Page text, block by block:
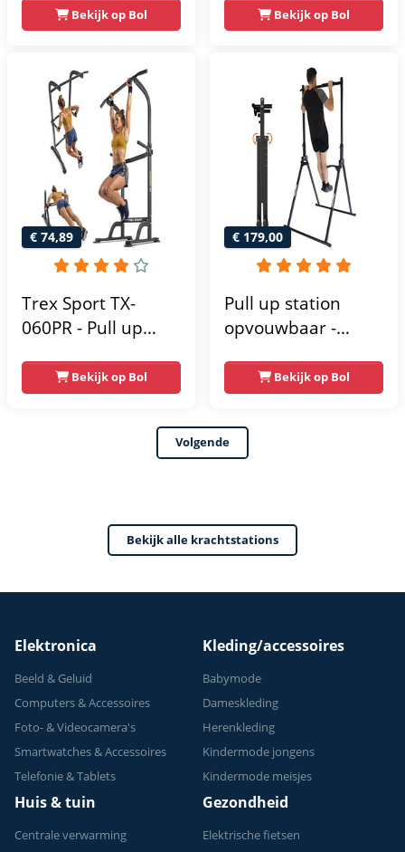
- Dip Station - Pull
Up Bar -
Krachtstation -
Power Rack -
Verstelbaar -
Krachttraining
Bekijk op Bol
vrijstaand | dip
barren rugtrainer |
krachtstation
krachttoren |
fitnessstation |
power rack voor
thuis gym |
krachttraining voor
thuis
Bekijk op Bol
€ 74,89
Trex Sport TX-
060PR - Pull up
Fitness - Pull up
rack -
Multifunctioneel -
Verstelbaar -
Krachttraining - Tot
Bekijk op Bol
€ 179,00
Pull up station
opvouwbaar -
up rack - Pull up
bar - FPT165
Bekijk op Bol
Volgende
Bekijk alle krachtstations
Elektronica
Beeld & Geluid
Computers & Accessoires
Foto- & Videocamera's
Smartwatches & Accessoires
Telefonie & Tablets
Kleding/accessoires
Babymode
Dameskleding
Herenkleding
Kindermode jongens
Kindermode meisjes
Huis & tuin
Centrale verwarming
Gezondheid
Elektrische fietsen